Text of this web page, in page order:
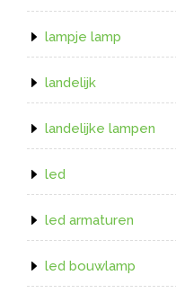
lampje lamp
landelijk
landelijke lampen
led
led armaturen
led bouwlamp